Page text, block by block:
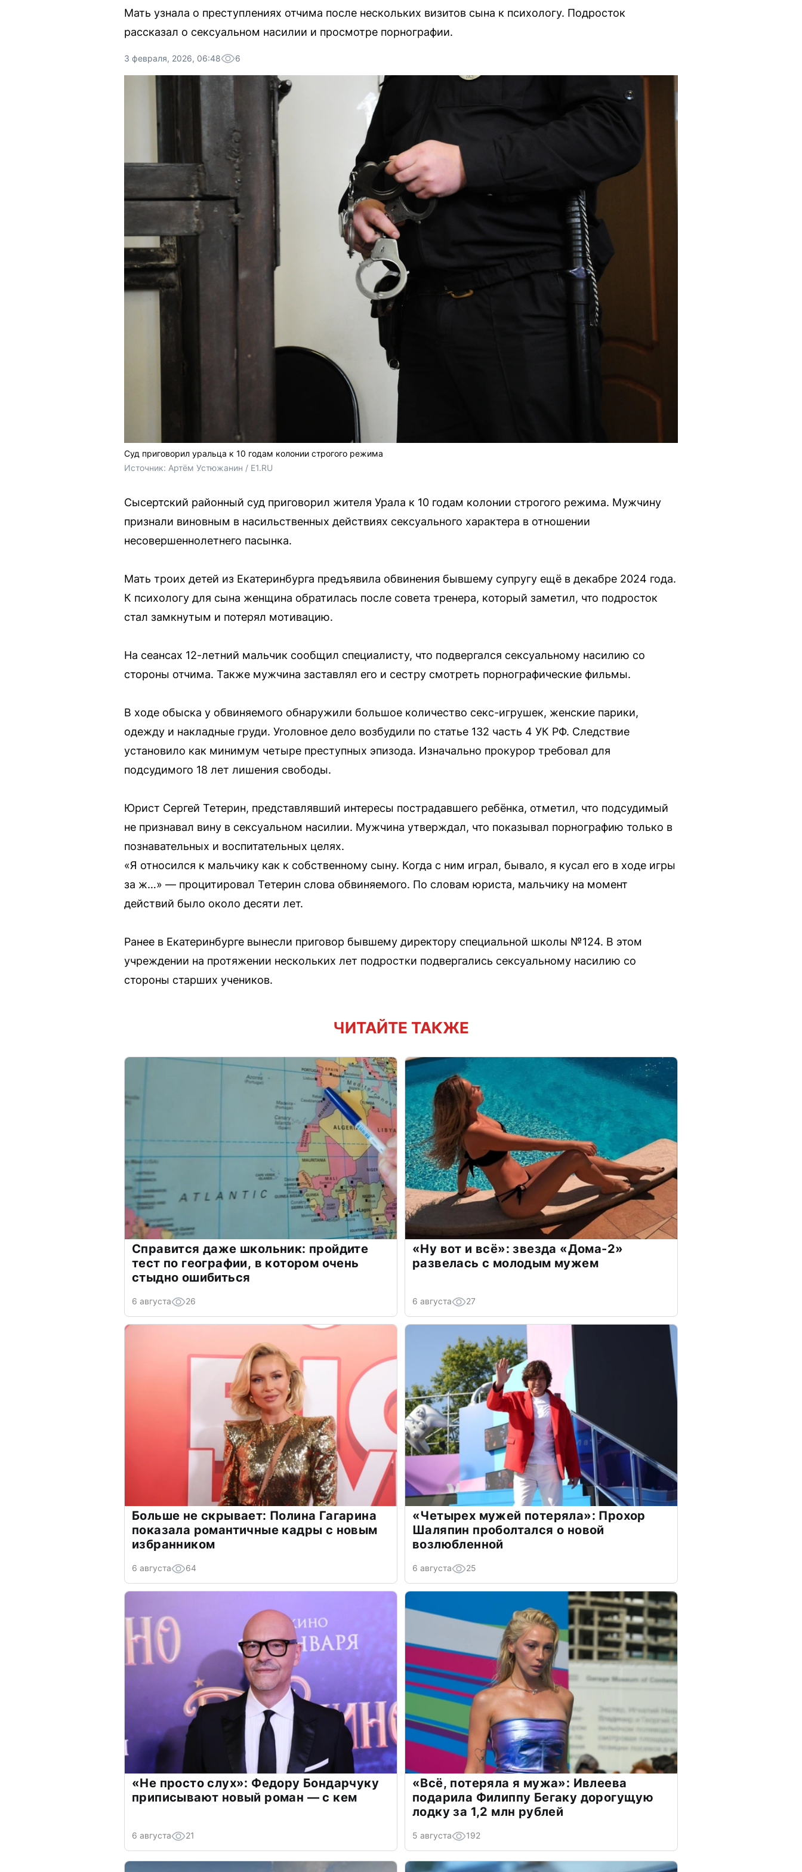
Мать узнала о преступлениях отчима после нескольких визитов сына к психологу. Подросток
рассказал о сексуальном насилии и просмотре порнографии.
3 февраля, 2026, 06:48 6
Суд приговорил уральца к 10 годам колонии строгого режима
Источник: Артём Устюжанин / E1.RU
Сысертский районный суд приговорил жителя Урала к 10 годам колонии строгого режима. Мужчину
признали виновным в насильственных действиях сексуального характера в отношении
несовершеннолетнего пасынка.
Мать троих детей из Екатеринбурга предъявила обвинения бывшему супругу ещё в декабре 2024 года.
К психологу для сына женщина обратилась после совета тренера, который заметил, что подросток
стал замкнутым и потерял мотивацию.
На сеансах 12-летний мальчик сообщил специалисту, что подвергался сексуальному насилию со
стороны отчима. Также мужчина заставлял его и сестру смотреть порнографические фильмы.
В ходе обыска у обвиняемого обнаружили большое количество секс-игрушек, женские парики,
одежду и накладные груди. Уголовное дело возбудили по статье 132 часть 4 УК РФ. Следствие
установило как минимум четыре преступных эпизода. Изначально прокурор требовал для
подсудимого 18 лет лишения свободы.
Юрист Сергей Тетерин, представлявший интересы пострадавшего ребёнка, отметил, что подсудимый
не признавал вину в сексуальном насилии. Мужчина утверждал, что показывал порнографию только в
познавательных и воспитательных целях.
«Я относился к мальчику как к собственному сыну. Когда с ним играл, бывало, я кусал его в ходе игры
за ж…» — процитировал Тетерин слова обвиняемого. По словам юриста, мальчику на момент
действий было около десяти лет.
Ранее в Екатеринбурге вынесли приговор бывшему директору специальной школы №124. В этом
учреждении на протяжении нескольких лет подростки подвергались сексуальному насилию со
стороны старших учеников.
ЧИТАЙТЕ ТАКЖЕ
Справится даже школьник: пройдите
тест по географии, в котором очень
стыдно ошибиться
6 августа 26
«Ну вот и всё»: звезда «Дома-2»
развелась с молодым мужем
6 августа 27
Больше не скрывает: Полина Гагарина
показала романтичные кадры с новым
избранником
6 августа 64
«Четырех мужей потеряла»: Прохор
Шаляпин проболтался о новой
возлюбленной
6 августа 25
«Не просто слух»: Федору Бондарчуку
приписывают новый роман — с кем
6 августа 21
«Всё, потеряла я мужа»: Ивлеева
подарила Филиппу Бегаку дорогущую
лодку за 1,2 млн рублей
5 августа 192